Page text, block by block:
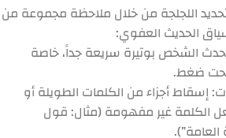
اللجلجة من خلال ملاحظة مجموعة من
الحديث العفوي:
الشخص بوتيرة سريعة جداً، خاصة
ضغط.
إسقاط أجزاء من الكلمات الطويلة أو
الكلمة غير مفهومة (مثال: قول